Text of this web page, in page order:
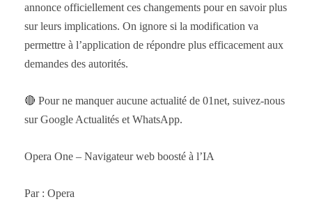
annonce officiellement ces changements pour en savoir plus
sur leurs implications. On ignore si la modification va
permettre à l’application de répondre plus efficacement aux
demandes des autorités.
🔴 Pour ne manquer aucune actualité de 01net, suivez-nous
sur Google Actualités et WhatsApp.
Opera One – Navigateur web boosté à l’IA
Par : Opera